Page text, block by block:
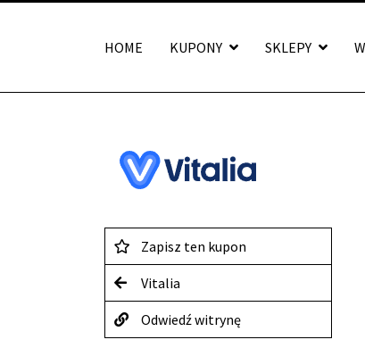
HOME KUPONY SKLEPY
Zapisz ten kupon
Vitalia
Odwiedź witrynę